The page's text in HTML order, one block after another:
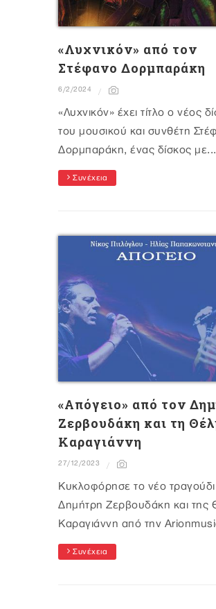
«Λυχνικόν» από τον
Στέφανο Δορμπαράκη
6/2/2024
«Λυχνικόν» έχει τίτλο ο νέος
του μουσικού και συνθέτη
Δορμπαράκη, ένας δίσκος με...
Συνέχεια
«Απόγειο» από τον
Ζερβουδάκη και τη
Καραγιάννη
27/12/2023
Κυκλοφόρησε το νέο τραγούδι
Δημήτρη Ζερβουδάκη και της
Καραγιάννη από την
Συνέχεια